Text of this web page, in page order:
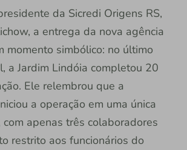
da Sicredi Origens RS,
a entrega da nova agência
momento simbólico: no último
a Jardim Lindóia completou 20
Ele relembrou que a
a operação em uma única
com apenas três colaboradores
restrito aos funcionários do